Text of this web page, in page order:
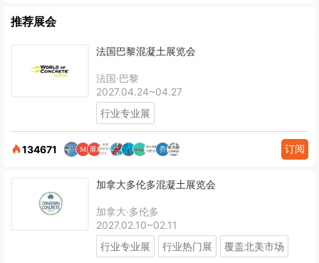
推荐展会
法国巴黎混凝土展览会
法国·巴黎
2027.04.24~04.27
行业专业展
134671 订阅
加拿大多伦多混凝土展览会
加拿大·多伦多
2027.02.10~02.11
行业专业展
行业热门展 覆盖北美市场